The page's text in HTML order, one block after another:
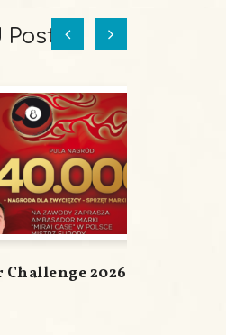
Posts
2026